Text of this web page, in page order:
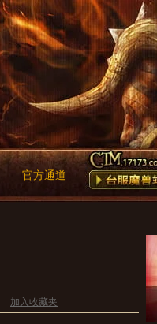
官方通道
加入收藏夹